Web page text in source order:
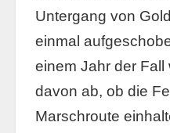
Untergang von
einmal
einem Jahr der Fall
davon ab, ob die
Marschroute